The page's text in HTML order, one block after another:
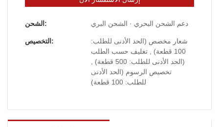
المعقدة للغاية. يمكن إنتاج الطحن باستخدام الحاسب
المتطلبات الصارمة للأجزاء الدقيقة للصناعة القاسية
الشحن: دعم الشحن البحري · الشحن البري
التخصيص:
شعار مخصص (الحد الأدنى للطلب:
100 قطعة) , تغليف حسب الطلب
(الحد الأدنى للطلب: 500 قطعة) ,
تخصيص الرسوم (الحد الأدنى
للطلب: 100 قطعة)